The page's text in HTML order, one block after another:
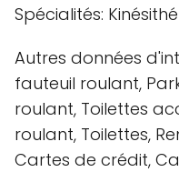
Spécialités:
Autres données
fauteuil roulant,
roulant, Toilettes
roulant, Toilettes,
Cartes de crédit,